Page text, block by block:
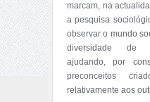
marcam, na
a pesquisa
observar o mundo
diversidade de
ajudando, por
preconceitos
relativamente aos